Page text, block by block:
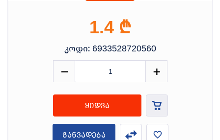
1.4 ₾
კოდი: 6933528720560
ყიდვა
განვადება